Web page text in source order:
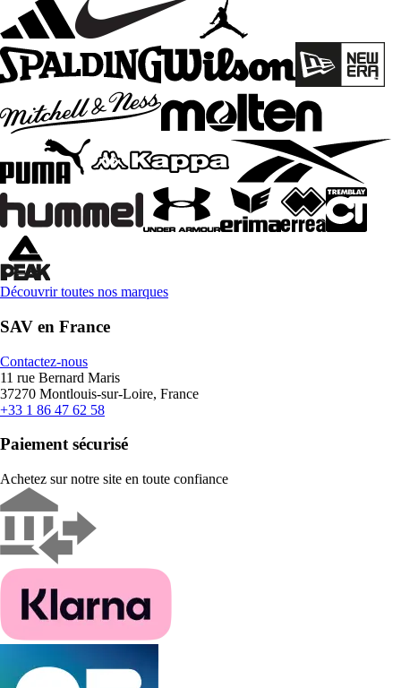
Découvrir toutes nos marques
SAV en France
Contactez-nous
11 rue Bernard Maris
37270 Montlouis-sur-Loire, France
+33 1 86 47 62 58
Paiement sécurisé
Achetez sur notre site en toute confiance